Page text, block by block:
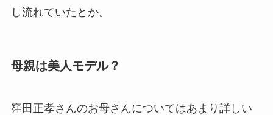
し流れていたとか。
母親は美人モデル？
窪田正孝さんのお母さんについてはあまり詳しい